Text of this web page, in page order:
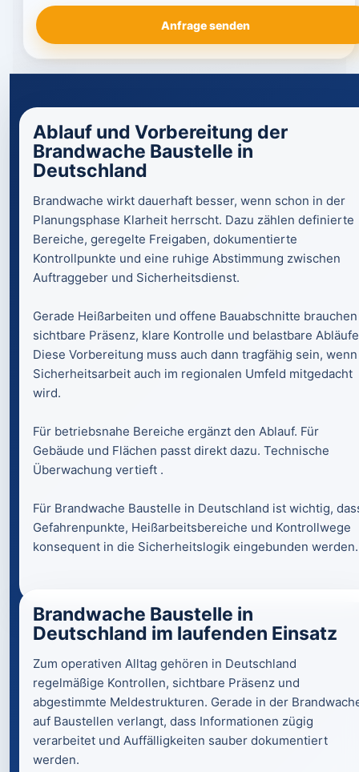
Anfrage senden
Ablauf und Vorbereitung der
Brandwache Baustelle in
Deutschland
Brandwache wirkt dauerhaft besser, wenn schon in der
Planungsphase Klarheit herrscht. Dazu zählen definierte
Bereiche, geregelte Freigaben, dokumentierte
Kontrollpunkte und eine ruhige Abstimmung zwischen
Auftraggeber und Sicherheitsdienst.
Gerade Heißarbeiten und offene Bauabschnitte brauchen
sichtbare Präsenz, klare Kontrolle und belastbare
Diese Vorbereitung muss auch dann tragfähig sein, wenn
Sicherheitsarbeit auch im regionalen Umfeld mitgedacht
wird.
Für betriebsnahe Bereiche ergänzt den Ablauf. Für
Gebäude und Flächen passt direkt dazu. Technische
Überwachung vertieft .
Für Brandwache Baustelle in Deutschland ist wichtig,
Gefahrenpunkte, Heißarbeitsbereiche und Kontrollwege
konsequent in die Sicherheitslogik eingebunden werden.
Brandwache Baustelle in
Deutschland im laufenden Einsatz
Zum operativen Alltag gehören in Deutschland
regelmäßige Kontrollen, sichtbare Präsenz und
abgestimmte Meldestrukturen. Gerade in der
auf Baustellen verlangt, dass Informationen zügig
verarbeitet und Auffälligkeiten sauber dokumentiert
werden.